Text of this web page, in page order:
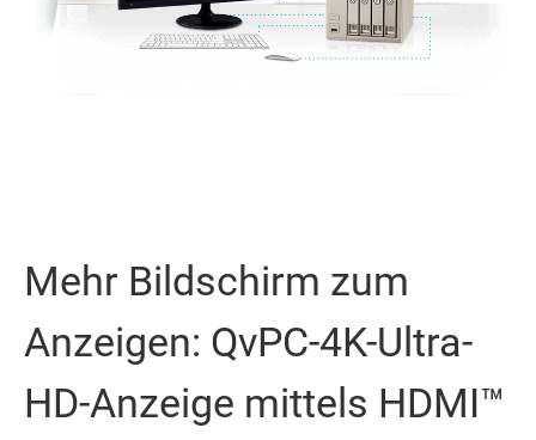
Mehr Bildschirm zum
Anzeigen: QvPC-4K-Ultra-
HD-Anzeige mittels HDMI™